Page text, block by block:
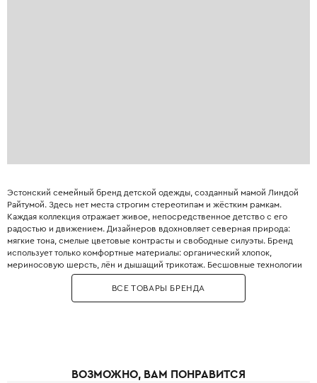
Эстонский семейный бренд детской одежды, созданный мамой Линдой
Райтумой. Здесь нет места строгим стереотипам и жёстким рамкам.
Каждая коллекция отражает живое, непосредственное детство с его
радостью и движением. Дизайнеров вдохновляет северная природа:
мягкие тона, смелые цветовые контрасты и свободные силуэты. Бренд
использует только комфортные материалы: органический хлопок,
мериносовую шерсть, лён и дышащий трикотаж. Бесшовные технологии
изготовления не раздражают нежную кожу даже во время активных игр.
Paade Mode следует принципам этичного производства и slow fashion.
Коллекции выпускаются ограниченными партиями. Эта одежда подходит
ВСЕ ТОВАРЫ БРЕНДА
ВОЗМОЖНО, ВАМ ПОНРАВИТСЯ